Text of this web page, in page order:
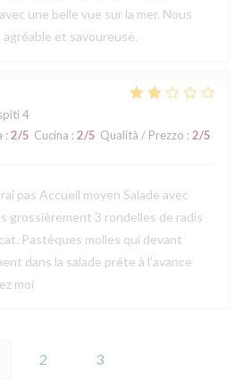
une belle vue sur la mer. Nous
et savoureuse.
4
: 2/5 Cucina : 2/5 Qualità / Prezzo : 2/5
pas Accueil moyen Salade avec
grossièrement 3 rondelles de radis
Pastèques molles qui devant
dans la salade prête à l’avance
moi
2 3